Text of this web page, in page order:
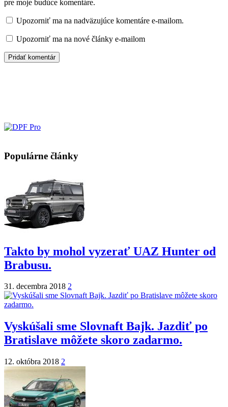
pre moje budúce komentáre.
Upozorniť ma na nadväzujúce komentáre e-mailom.
Upozorniť ma na nové články e-mailom
Populárne články
Takto by mohol vyzerať UAZ Hunter od
Brabusu.
31. decembra 2018 2
Vyskúšali sme Slovnaft Bajk. Jazdiť po
Bratislave môžete skoro zadarmo.
12. októbra 2018 2